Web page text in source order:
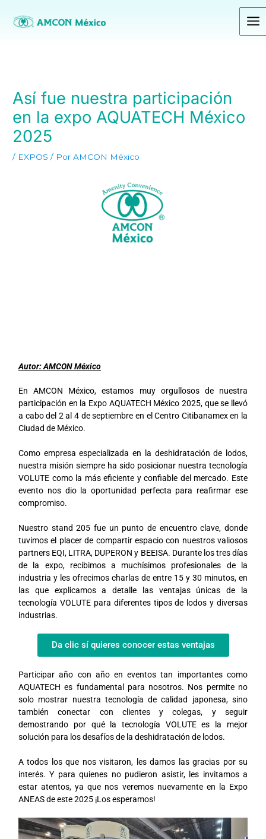
contenido
Así fue nuestra participación
en la expo AQUATECH México
2025
/ EXPOS / PorAMCON México
Autor: AMCON México
En AMCON México, estamos muy orgullosos de nuestra
participación en la Expo AQUATECH México 2025, que se llevó
a cabo del 2 al 4 de septiembre en el Centro Citibanamex en la
Ciudad de México.
Como empresa especializada en la deshidratación de lodos,
nuestra misión siempre ha sido posicionar nuestra tecnología
VOLUTE como la más eficiente y confiable del mercado. Este
evento nos dio la oportunidad perfecta para reafirmar ese
compromiso.
Nuestro stand 205 fue un punto de encuentro clave, donde
tuvimos el placer de compartir espacio con nuestros valiosos
partners EQI, LITRA, DUPERON y BEEISA. Durante los tres días
de la expo, recibimos a muchísimos profesionales de la
industria y les ofrecimos charlas de entre 15 y 30 minutos, en
las que explicamos a detalle las ventajas únicas de la
tecnología VOLUTE para diferentes tipos de lodos y diversas
industrias.
Da clic sí quieres conocer estas ventajas
Participar año con año en eventos tan importantes como
AQUATECH es fundamental para nosotros. Nos permite no
solo mostrar nuestra tecnología de calidad japonesa, sino
también conectar con clientes y colegas, y seguir
demostrando por qué la tecnología VOLUTE es la mejor
solución para los desafíos de la deshidratación de lodos.
A todos los que nos visitaron, les damos las gracias por su
interés. Y para quienes no pudieron asistir, les invitamos a
estar atentos, ya que nos veremos nuevamente en la Expo
ANEAS de este 2025 ¡Los esperamos!